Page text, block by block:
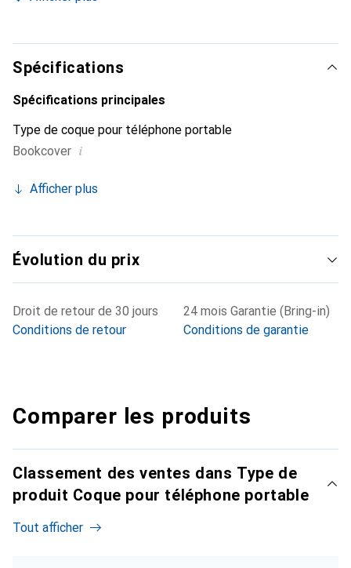
marque Noreve est un choix fiable pour une clientèle
exigeante.
Spécifications
Spécifications principales
Type de coque pour téléphone portable
Bookcover i
Afficher plus
Évolution du prix
Droit de retour de 30 jours
Conditions de retour
24 mois Garantie (Bring-in)
Conditions de garantie
Comparer les produits
Classement des ventes dans Type de
produit Coque pour téléphone portable
Tout afficher